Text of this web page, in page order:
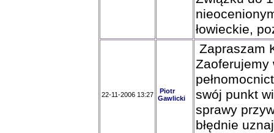
łowieckie,
22-11-2006 13:27
Piotr
Gawlicki
Zapraszam
Zaoferujemy
swój punkt
sprawy
błędnie